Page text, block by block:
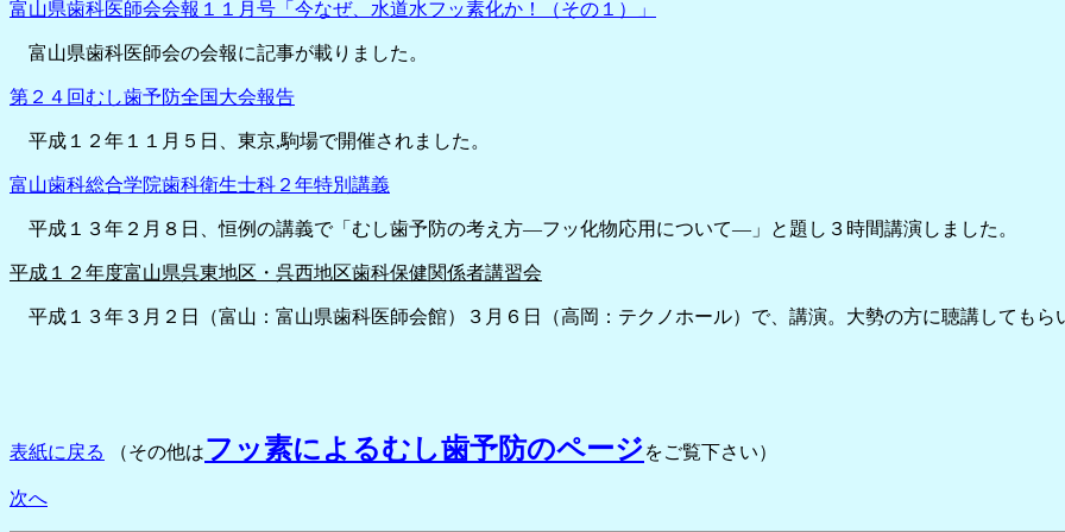
富山県歯科医師会会報１１月号「今なぜ、水道水フッ素化か！（その１）」
富山県歯科医師会の会報に記事が載りました。
第２４回むし歯予防全国大会報告
平成１２年１１月５日、東京,駒場で開催されました。
富山歯科総合学院歯科衛生士科２年特別講義
平成１３年２月８日、恒例の講義で「むし歯予防の考え方―フッ化物応用について―」と題し３時間講演しました。
平成１２年度富山県呉東地区・呉西地区歯科保健関係者講習会
平成１３年３月２日（富山：富山県歯科医師会館）３月６日（高岡：テクノホール）で、講演。大勢の方に聴講してもら
表紙に戻る （その他はフッ素によるむし歯予防のページをご覧下さい）
次へ